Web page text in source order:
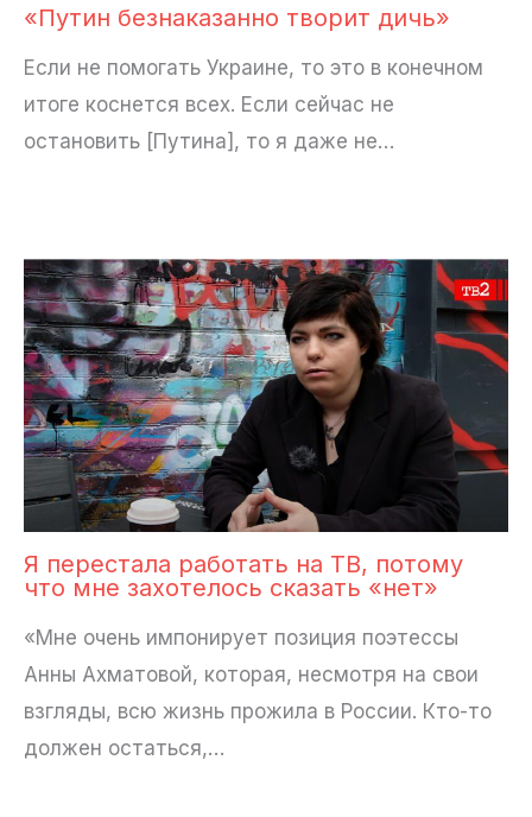
«Путин безнаказанно творит дичь»
Если не помогать Украине, то это в конечном
итоге коснется всех. Если сейчас не
остановить [Путина], то я даже не…
Я перестала работать на ТВ, потому
что мне захотелось сказать «нет»
«Мне очень импонирует позиция поэтессы
Анны Ахматовой, которая, несмотря на свои
взгляды, всю жизнь прожила в России. Кто-то
должен остаться,…